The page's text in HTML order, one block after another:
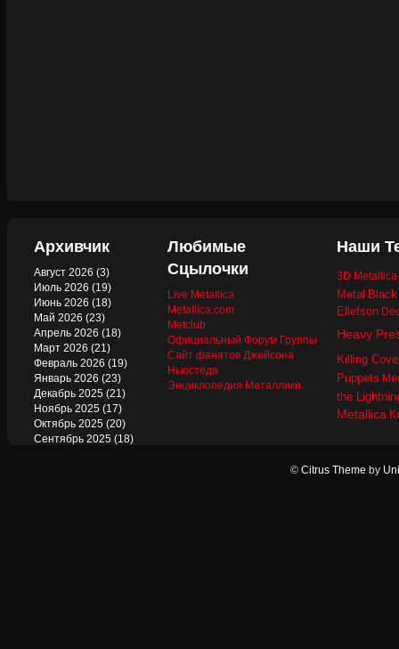
Архивчик
Август 2026 (3)
Июль 2026 (19)
Июнь 2026 (18)
Май 2026 (23)
Апрель 2026 (18)
Март 2026 (21)
Февраль 2026 (19)
Январь 2026 (23)
Декабрь 2025 (21)
Ноябрь 2025 (17)
Октябрь 2025 (20)
Сентябрь 2025 (18)
Любимые
Сцылочки
Live Metallica
Metallica.com
Metclub
Официальный Форум Группы
Сайт фанатов Джейсона
Ньюстеда
Энциклопедия Металлики
Наши
3D
Metal
Ellefson
Heavy
Killing
Puppets
the
Metallica
© Citrus Theme by